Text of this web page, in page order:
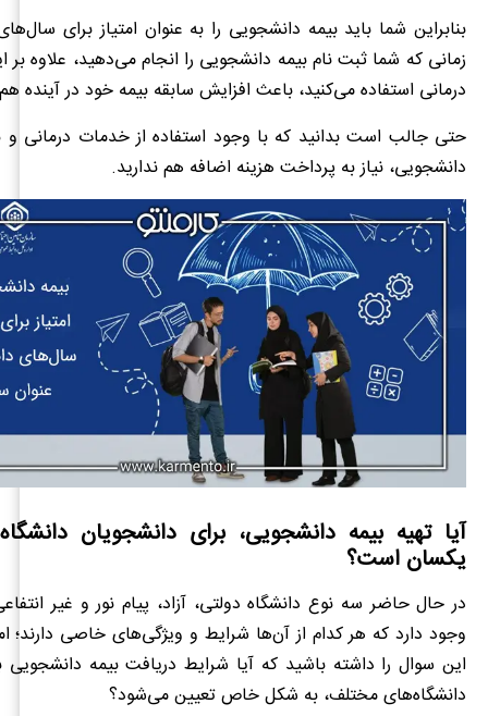
بنابراین شما باید بیمه دانشجویی را به عنوان امتیاز برای
زمانی که شما ثبت نام بیمه دانشجویی را انجام می‌دهید، علاوه
درمانی استفاده می‌کنید، باعث افزایش سابقه بیمه خود در آینده
حتی جالب است بدانید که با وجود استفاده از خدمات درمانی و
دانشجویی، نیاز به پرداخت هزینه اضافه هم ندارید.
آیا تهیه بیمه دانشجویی، برای دانشجویان
یکسان است؟
در حال حاضر سه نوع دانشگاه دولتی، آزاد، پیام نور و غیر
وجود دارد که هر کدام از آن‌ها شرایط و ویژگی‌های خاصی دارند؛
این سوال را داشته باشید که آیا شرایط دریافت بیمه دانشجویی
دانشگاه‌های مختلف، به شکل خاص تعیین می‌شود؟